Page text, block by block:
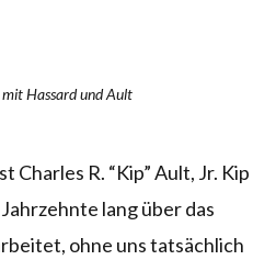
Hassard und Ault
Charles R. “Kip” Ault, Jr. Kip
lang über das
ohne uns tatsächlich